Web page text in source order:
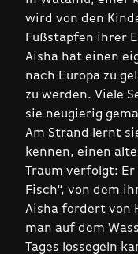
wird von den
Fußstapfen ihrer
Aisha hat einen
nach Europa zu
zu werden. Viele
sie neugierig
Am Strand lernt
kennen, einen
Traum verfolgt: Er
Fisch“, von dem
Aisha fordert von
man auf dem
Tages lossegeln